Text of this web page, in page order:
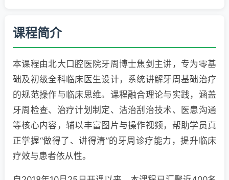
课程简介
本课程由北大口腔医院牙周博士焦剑主讲，专为零基
础及初级全科临床医生设计，系统讲解牙周基础治疗
的规范操作与临床思维。课程融合理论与实践，涵盖
牙周检查、治疗计划制定、洁治刮治技术、医患沟通
等核心内容，辅以丰富图片与操作视频，帮助学员真
正掌握“做得了、讲得清”的牙周诊疗能力，提升临床
疗效与患者依从性。